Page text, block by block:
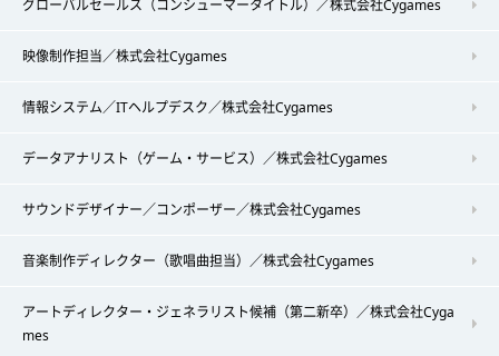
グローバルセールス（コンシューマータイトル）／株式会社Cygames
映像制作担当／株式会社Cygames
情報システム／ITヘルプデスク／株式会社Cygames
データアナリスト（ゲーム・サービス）／株式会社Cygames
サウンドデザイナー／コンポーザー／株式会社Cygames
音楽制作ディレクター（歌唱曲担当）／株式会社Cygames
アートディレクター・ジェネラリスト候補（第二新卒）／株式会社Cyga
mes